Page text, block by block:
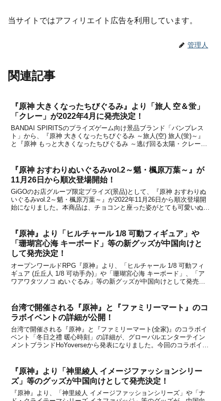
当サイトではアフィリエイト広告を利用しています。
管理人
関連記事
『原神 大きくなったちびぐるみ』より「旅人 空＆蛍」
「クレー」が2022年4月に発売決定！
BANDAI SPIRITSのプライズゲーム向け景品ブランド「バンプレス
ト」から、『原神 大きくなったちびぐるみ ～旅人(空) 旅人(蛍)～』
と『原神 もっと大きくなったちびぐるみ ～逃げ回る太陽・クレー
『原神 おすわりぬいぐるみvol.2～魈・楓原万葉～』が
11月26日から順次登場開始！
GiGOのお店グループ限定プライズ(景品)として、『原神 おすわりぬ
いぐるみvol.2～魈・楓原万葉～』が2022年11月26日から順次登場開
始になりました。本商品は、チョコンと座った姿がとても可愛いぬい
『原神』より「ヒルチャール 1/8 可動フィギュア」や
「珊瑚宮心海 キーボード」等の新グッズが中国向けと
して発売決定！
オープンワールドRPG『原神』より、「ヒルチャール 1/8 可動フィ
ギュア (丘丘人 1/8 可动手办)」や「珊瑚宮心海 キーボード」、「ア
ワアワタツノコ ぬいぐるみ」等の新グッズが中国向けとして発売さ
台湾で開催される『原神』と『ファミリーマート』のコ
ラボイベントの詳細が公開！
台湾で開催される『原神』と『ファミリーマート(全家)』のコラボイ
ベント「冬日之禮 暖心時刻」の詳細が、グローバルエンターテイン
メントブランドHoYoverseから発表になりました。今回のコラボイベ
『原神』より「神里綾人 イメージファッションシリー
ズ」等のグッズが中国向けとして発売決定！
『原神』より、「神里綾人 イメージファッションシリーズ」や「ナ